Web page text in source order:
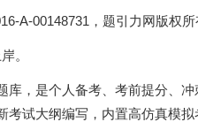
A-00148731，题引力网版权所
。
，是个人备考、考前提分、
试大纲编写，内置高仿真模